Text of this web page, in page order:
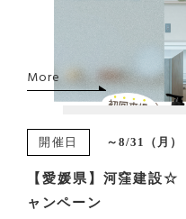
More
開催日 ～8/31（月）
【愛媛県】河窪建設☆
ャンペーン